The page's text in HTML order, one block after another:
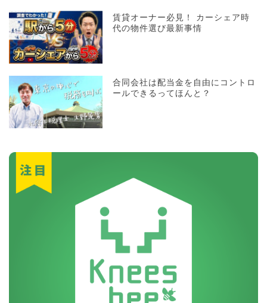
賃貸オーナー必見！ カーシェア時
代の物件選び最新事情
合同会社は配当金を自由にコントロ
ールできるってほんと？